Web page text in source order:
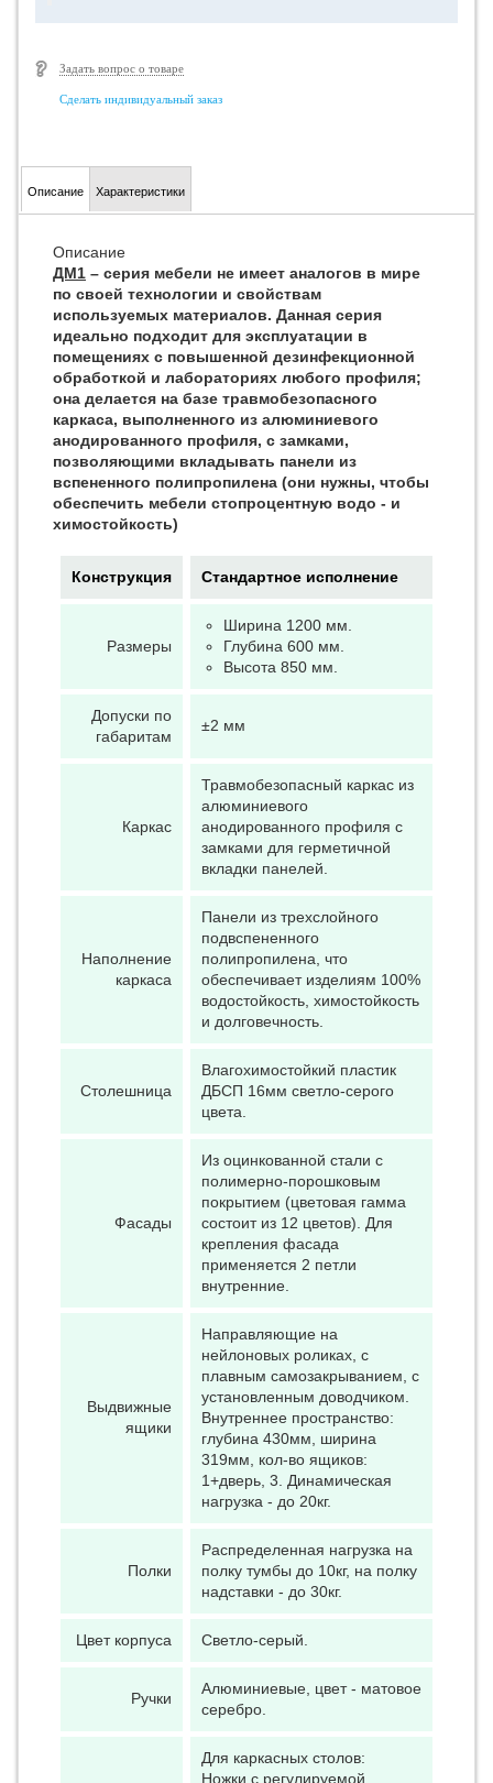
Задать вопрос о товаре
Сделать индивидуальный заказ
Описание Характеристики
Описание
ДМ1 – серия мебели не имеет аналогов в мире
по своей технологии и свойствам
используемых материалов. Данная серия
идеально подходит для эксплуатации в
помещениях с повышенной дезинфекционной
обработкой и лабораториях любого профиля;
она делается на базе травмобезопасного
каркаса, выполненного из алюминиевого
анодированного профиля, с замками,
позволяющими вкладывать панели из
вспененного полипропилена (они нужны, чтобы
обеспечить мебели стопроцентную водо - и
химостойкость)
Конструкция Стандартное исполнение
Размеры
Ширина 1200 мм.
Глубина 600 мм.
Высота 850 мм.
Допуски по
габаритам
±2 мм
Каркас
Травмобезопасный каркас из
алюминиевого
анодированного профиля с
замками для герметичной
вкладки панелей.
Наполнение
каркаса
Панели из трехслойного
подвспененного
полипропилена, что
обеспечивает изделиям 100%
водостойкость, химостойкость
и долговечность.
Столешница
Влагохимостойкий пластик
ДБСП 16мм светло-серого
цвета.
Фасады
Из оцинкованной стали с
полимерно-порошковым
покрытием (цветовая гамма
состоит из 12 цветов). Для
крепления фасада
применяется 2 петли
внутренние.
Выдвижные
ящики
Направляющие на
нейлоновых роликах, с
плавным самозакрыванием, с
установленным доводчиком.
Внутреннее пространство:
глубина 430мм, ширина
319мм, кол-во ящиков:
1+дверь, 3. Динамическая
нагрузка - до 20кг.
Полки
Распределенная нагрузка на
полку тумбы до 10кг, на полку
надставки - до 30кг.
Цвет корпуса Светло-серый.
Ручки
Алюминиевые, цвет - матовое
серебро.
Для каркасных столов:
Ножки с регулируемой